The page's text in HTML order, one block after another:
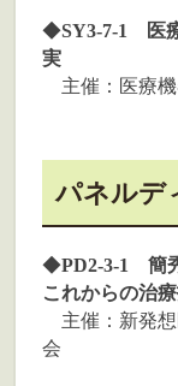
◆SY3-7-1 医
実
主催：医療機
パネルデ
◆PD2-3-1 簡
これからの治
主催：新発想
会